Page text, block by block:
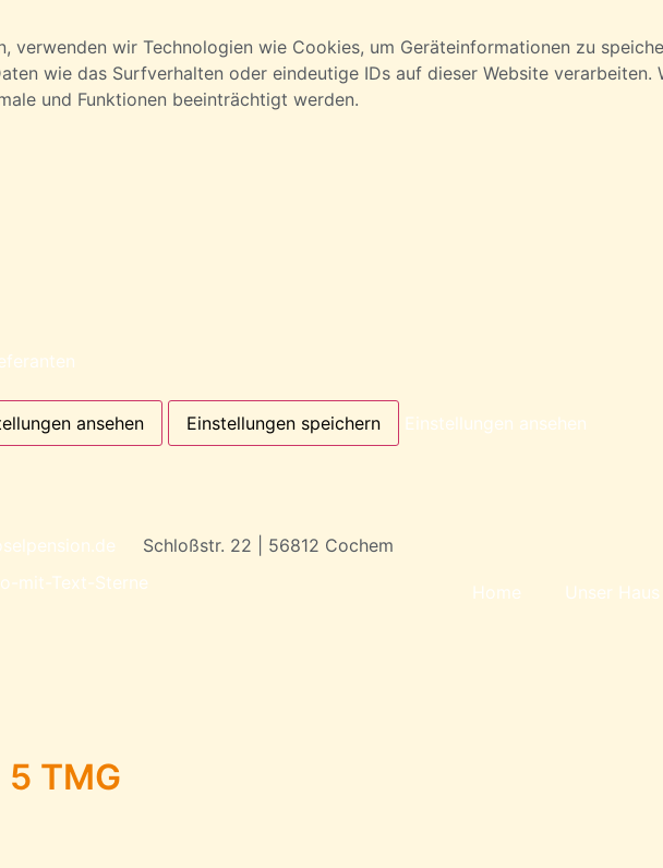
verwenden wir Technologien wie Cookies, um Geräteinformationen zu
wie das Surfverhalten oder eindeutige IDs auf dieser Website
und Funktionen beeinträchtigt werden.
ansehen Einstellungen speichern
Einstellungen ansehen
Schloßstr. 22 | 56812 Cochem
Home Unser Haus
TMG